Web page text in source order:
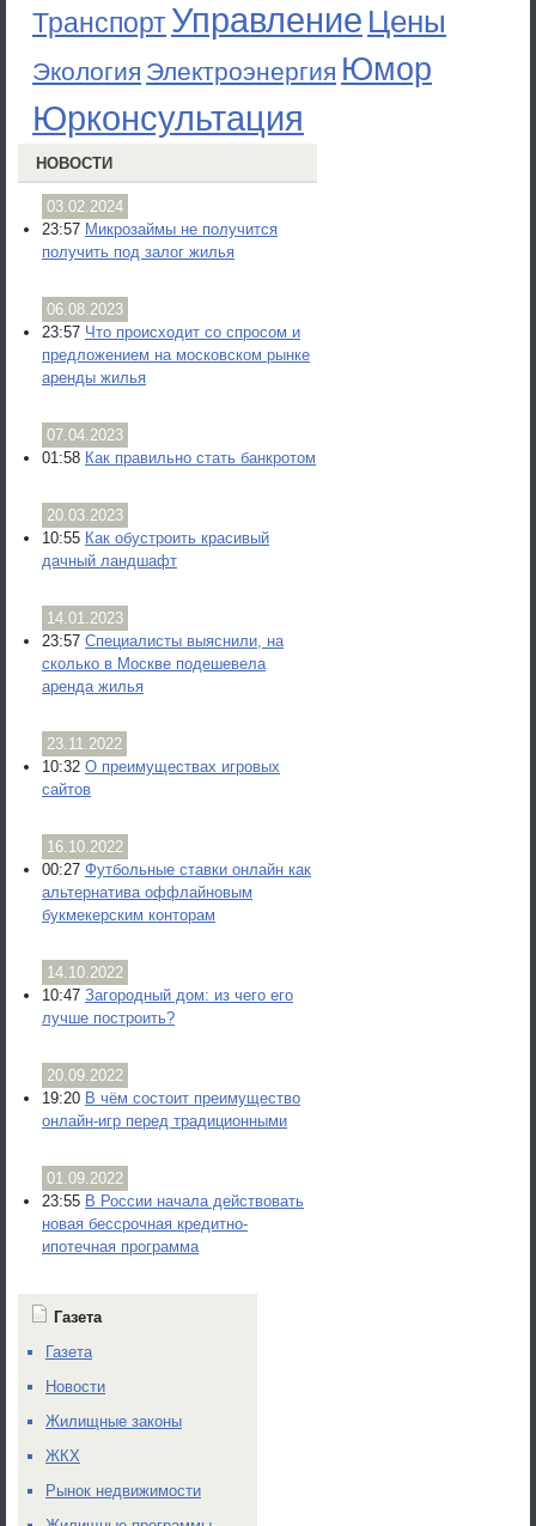
ТранспортУправление Цены
Экология Электроэнергия Юмор
Юрконсультация
НОВОСТИ
03.02.2024
23:57 Микрозаймы не получится
получить под залог жилья
06.08.2023
23:57 Что происходит со спросом и
предложением на московском рынке
аренды жилья
07.04.2023
01:58 Как правильно стать банкротом
20.03.2023
10:55 Как обустроить красивый
дачный ландшафт
14.01.2023
23:57 Специалисты выяснили, на
сколько в Москве подешевела
аренда жилья
23.11.2022
10:32 О преимуществах игровых
сайтов
16.10.2022
00:27 Футбольные ставки онлайн как
альтернатива оффлайновым
букмекерским конторам
14.10.2022
10:47 Загородный дом: из чего его
лучше построить?
20.09.2022
19:20 В чём состоит преимущество
онлайн-игр перед традиционными
01.09.2022
23:55 В России начала действовать
новая бессрочная кредитно-
ипотечная программа
Газета
Газета
Новости
Жилищные законы
ЖКХ
Рынок недвижимости